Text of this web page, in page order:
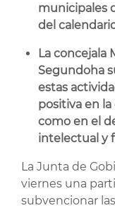
municipales
del
La concejala
Segundoha
estas
positiva en la
como en el
intelectual y
La Junta de
viernes una
subvencionar